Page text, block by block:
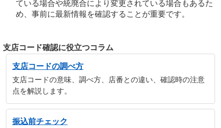
ている場合や統廃合により変更されている場合もあるた
め、事前に最新情報を確認することが重要です。
支店コード確認に役立つコラム
支店コードの調べ方
支店コードの意味、調べ方、店番との違い、確認時の注意
点を解説します。
振込前チェック